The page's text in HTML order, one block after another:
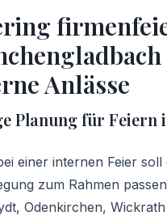
Anlässe
Planung für Feiern
einer internen Feier soll
zum Rahmen
Odenkirchen,